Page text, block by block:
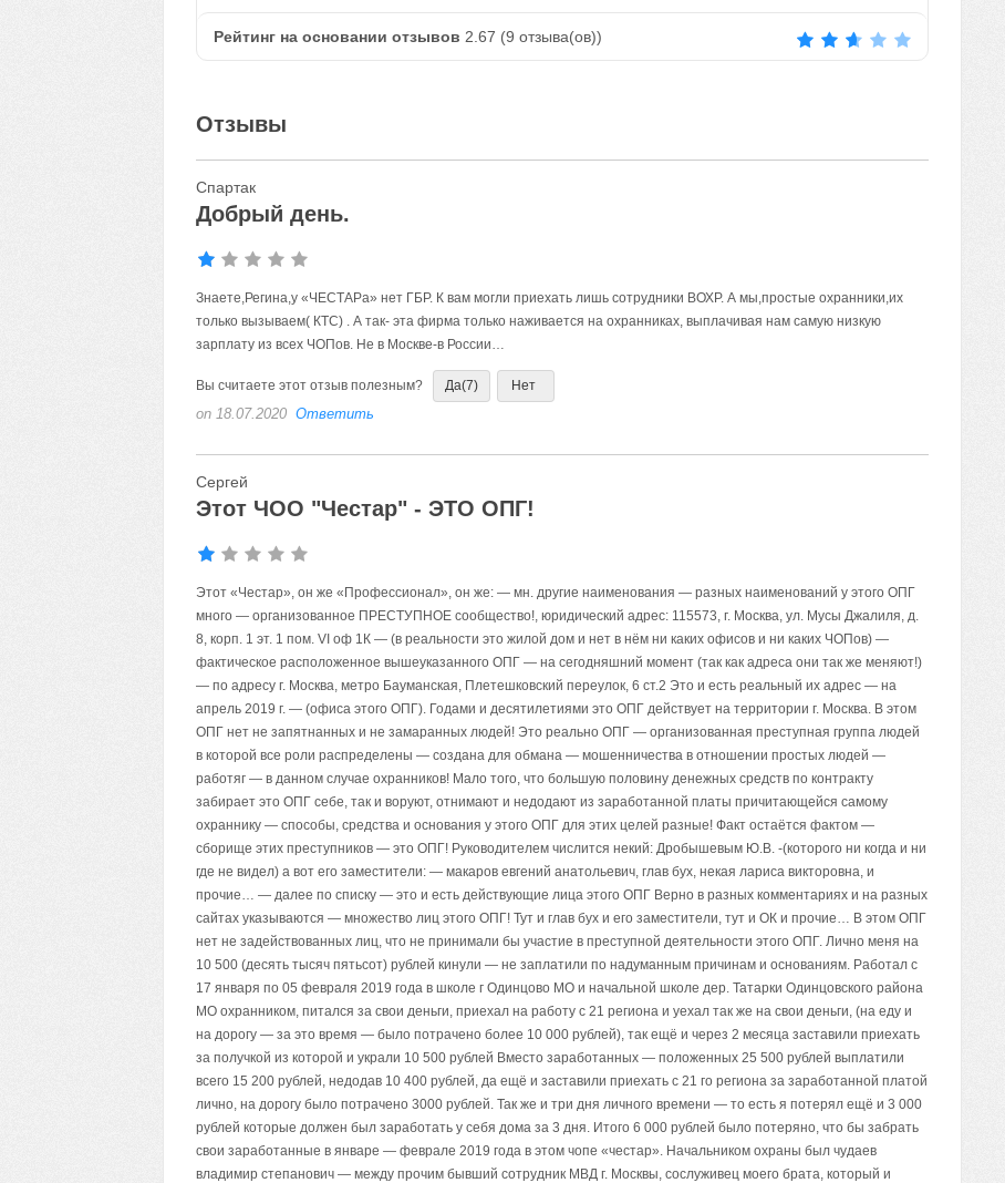
Рейтинг на основании отзывов 2.67 (9 отзыва(ов))
Отзывы
Спартак
Добрый день.
Знаете,Регина,у «ЧЕСТАРа» нет ГБР. К вам могли приехать лишь сотрудники ВОХР. А мы,простые охранники,их
только вызываем( КТС) . А так- эта фирма только наживается на охранниках, выплачивая нам самую низкую
зарплату из всех ЧОПов. Не в Москве-в России…
Вы считаете этот отзыв полезным? Да(7) Нет
on 18.07.2020 Ответить
Сергей
Этот ЧОО "Честар" - ЭТО ОПГ!
Этот «Честар», он же «Профессионал», он же: — мн. другие наименования — разных наименований у этого ОПГ
много — организованное ПРЕСТУПНОЕ сообщество!, юридический адрес: 115573, г. Москва, ул. Мусы Джалиля, д.
8, корп. 1 эт. 1 пом. VI оф 1К — (в реальности это жилой дом и нет в нём ни каких офисов и ни каких ЧОПов) —
фактическое расположенное вышеуказанного ОПГ — на сегодняшний момент (так как адреса они так же меняют!)
— по адресу г. Москва, метро Бауманская, Плетешковский переулок, 6 ст.2 Это и есть реальный их адрес — на
апрель 2019 г. — (офиса этого ОПГ). Годами и десятилетиями это ОПГ действует на территории г. Москва. В этом
ОПГ нет не запятнанных и не замаранных людей! Это реально ОПГ — организованная преступная группа людей
в которой все роли распределены — создана для обмана — мошенничества в отношении простых людей —
работяг — в данном случае охранников! Мало того, что большую половину денежных средств по контракту
забирает это ОПГ себе, так и воруют, отнимают и недодают из заработанной платы причитающейся самому
охраннику — способы, средства и основания у этого ОПГ для этих целей разные! Факт остаётся фактом —
сборище этих преступников — это ОПГ! Руководителем числится некий: Дробышевым Ю.В. -(которого ни когда и ни
где не видел) а вот его заместители: — макаров евгений анатольевич, глав бух, некая лариса викторовна, и
прочие… — далее по списку — это и есть действующие лица этого ОПГ Верно в разных комментариях и на разных
сайтах указываются — множество лиц этого ОПГ! Тут и глав бух и его заместители, тут и ОК и прочие… В этом ОПГ
нет не задействованных лиц, что не принимали бы участие в преступной деятельности этого ОПГ. Лично меня на
10 500 (десять тысяч пятьсот) рублей кинули — не заплатили по надуманным причинам и основаниям. Работал с
17 января по 05 февраля 2019 года в школе г Одинцово МО и начальной школе дер. Татарки Одинцовского района
МО охранником, питался за свои деньги, приехал на работу с 21 региона и уехал так же на свои деньги, (на еду и
на дорогу — за это время — было потрачено более 10 000 рублей), так ещё и через 2 месяца заставили приехать
за получкой из которой и украли 10 500 рублей Вместо заработанных — положенных 25 500 рублей выплатили
всего 15 200 рублей, недодав 10 400 рублей, да ещё и заставили приехать с 21 го региона за заработанной платой
лично, на дорогу было потрачено 3000 рублей. Так же и три дня личного времени — то есть я потерял ещё и 3 000
рублей которые должен был заработать у себя дома за 3 дня. Итого 6 000 рублей было потеряно, что бы забрать
свои заработанные в январе — феврале 2019 года в этом чопе «честар». Начальником охраны был чудаев
владимир степанович — между прочим бывший сотрудник МВД г. Москвы, сослуживец моего брата, который и